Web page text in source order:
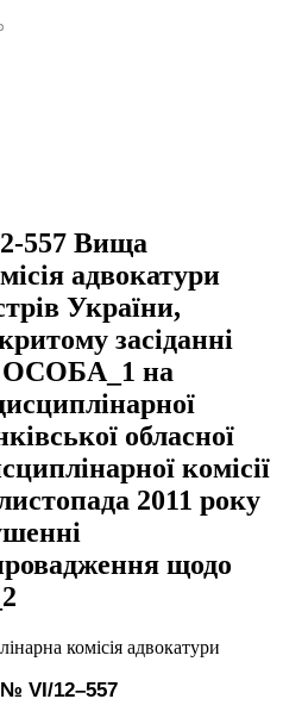
557 Вища
адвокатури
України,
засіданні
ОСОБА_1 на
обласної
комісії
2011 року
щодо
комісія адвокатури
VІ/12–557